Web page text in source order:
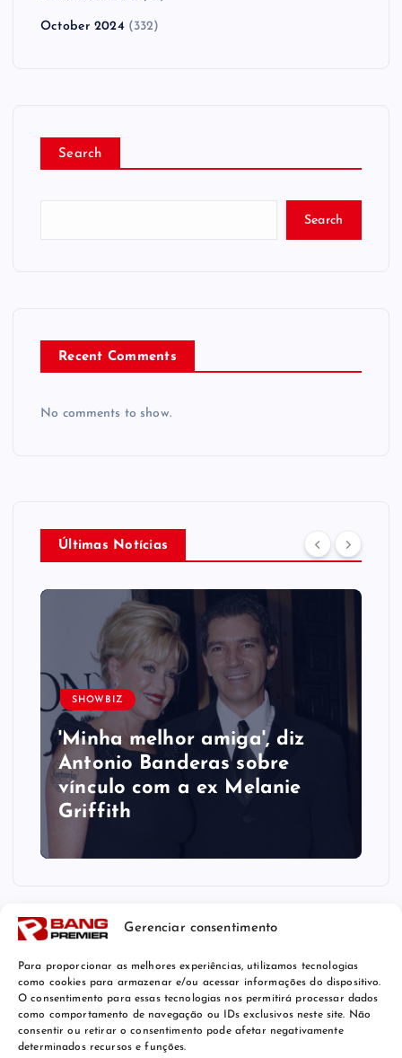
Gerenciar consentimento
Para proporcionar as melhores experiências, utilizamos tecnologias
como cookies para armazenar e/ou acessar informações do dispositivo.
O consentimento para essas tecnologias nos permitirá processar dados
como comportamento de navegação ou IDs exclusivos neste site. Não
consentir ou retirar o consentimento pode afetar negativamente
determinados recursos e funções.
October 2024 (332)
Search
Search
Recent Comments
No comments to show.
Últimas Notícias
SHOWBIZ
'Minha melhor amiga', diz
Antonio Banderas sobre
vínculo com a ex Melanie
Griffith